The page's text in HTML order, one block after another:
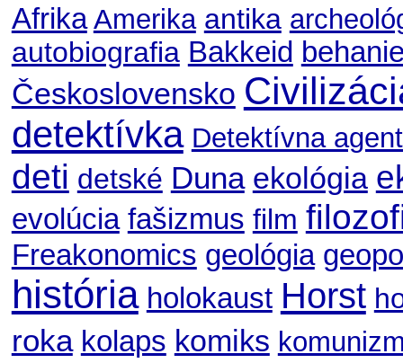
Afrika Amerika antika
autobiografia Bakkeid
Československo
detektívka Detektívna
deti detské Duna ekológia
evolúcia fašizmus film
Freakonomics geológia
história holokaust Horst
roka kolaps komiks